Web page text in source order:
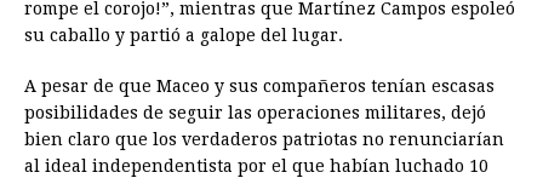
rompe el corojo!”, mientras que Martínez Campos espoleó
su caballo y partió a galope del lugar.
A pesar de que Maceo y sus compañeros tenían escasas
posibilidades de seguir las operaciones militares, dejó
bien claro que los verdaderos patriotas no renunciarían
al ideal independentista por el que habían luchado 10